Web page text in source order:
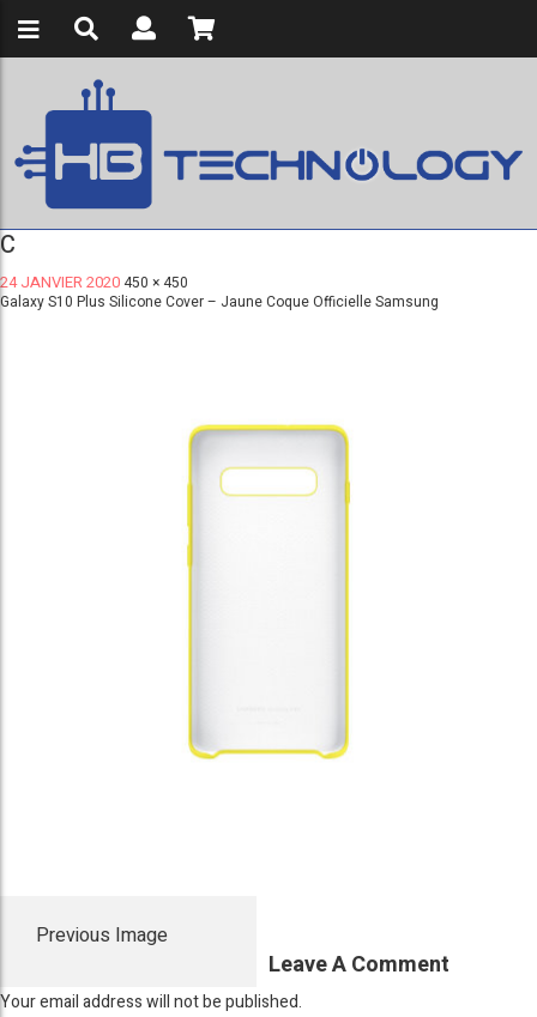
C
24 JANVIER 2020 450 × 450
Galaxy S10 Plus Silicone Cover – Jaune Coque Officielle Samsung
Previous Image
Leave A Comment
Your email address will not be published.